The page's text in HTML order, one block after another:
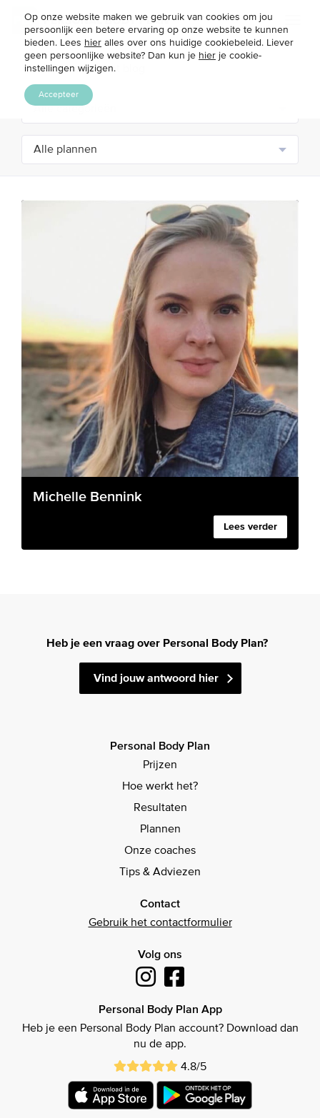
Michelle Bennink
Lees verder
Heb je een vraag over Personal Body Plan?
Vind jouw antwoord hier
Personal Body Plan
Prijzen
Hoe werkt het?
Resultaten
Plannen
Onze coaches
Tips & Adviezen
Contact
Gebruik het contactformulier
Volg ons
Personal Body Plan App
Heb je een Personal Body Plan account? Download dan
nu de app.
4.8/5
Op onze website maken we gebruik van cookies om jou
persoonlijk een betere ervaring op onze website te kunnen
bieden. Lees hier alles over ons huidige cookiebeleid. Liever
geen persoonlijke website? Dan kun je hier je cookie-
instellingen wijzigen.
Accepteer